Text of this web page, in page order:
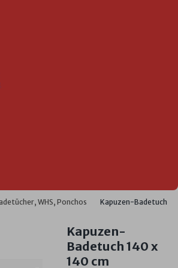
WHS, Ponchos
Kapuzen-Badetuch
Kapuzen-
Badetuch 140 x
140 cm